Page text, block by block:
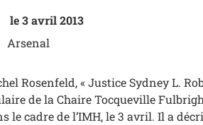
le 3 avril 2013
Arsenal
Rosenfeld, « Justice Sydney L.
de la Chaire Tocqueville
le cadre de l’IMH, le 3 avril. Il a